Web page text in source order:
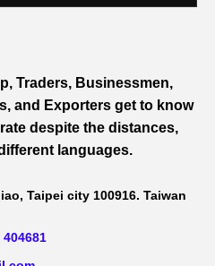
Traders, Businessmen,
and Exporters get to know
despite the distances,
languages.
Taipei city 100916. Taiwan
404681